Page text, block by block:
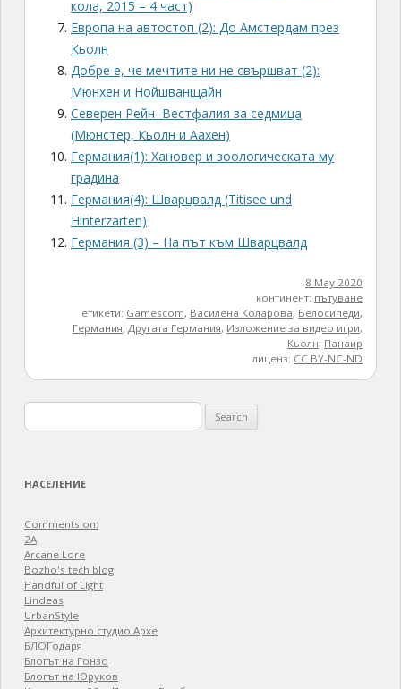
кола, 2015 – 4 част)
Европа на автостоп (2): До Амстердам през
Кьолн
Добре е, че мечтите ни не свършват (2):
Мюнхен и Нойшванщайн
Северен Рейн–Вестфалия за седмица
(Мюнстер, Кьолн и Аахен)
Германия(1): Хановер и зоологическата му
градина
Германия(4): Шварцвалд (Titisee und
Hinterzarten)
Германия (3) – На път към Шварцвалд
8 May 2020
континент: пътуване
етикети: Gamescom, Василена Коларова, Велосипеди,
Германия,Другата Германия, Изложение за видео игри,
Кьолн, Панаир
лиценз: CC BY-NC-ND
for:
НАСЕЛЕНИЕ
Comments on:
2A
Arcane Lore
Bozho's tech blog
Handful of Light
Lindeas
UrbanStyle
Архитектурно студио Архе
БЛОГодаря
Блогът на Гонзо
Блогът на Юруков